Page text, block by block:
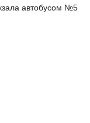
автобусом №5